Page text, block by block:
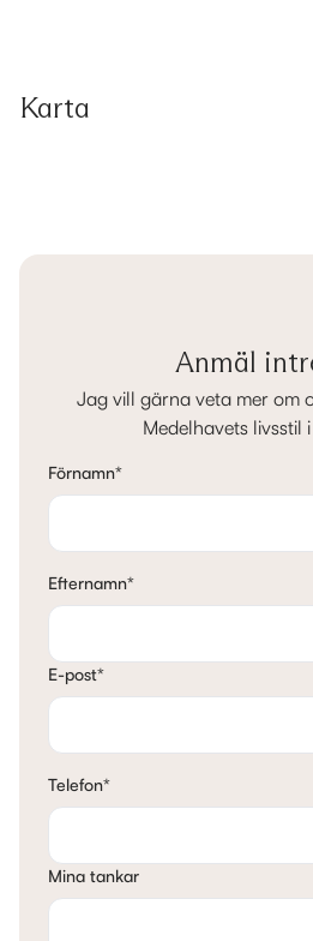
Karta
Anmäl
Jag vill gärna veta mer om
Medelhavets livsstil
Förnamn*
Efternamn*
E-post*
Telefon*
Mina tankar